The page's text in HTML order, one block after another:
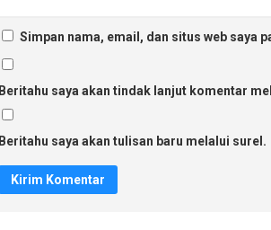
Simpan nama, email, dan situs web saya
Beritahu saya akan tindak lanjut komentar
Beritahu saya akan tulisan baru melalui surel.